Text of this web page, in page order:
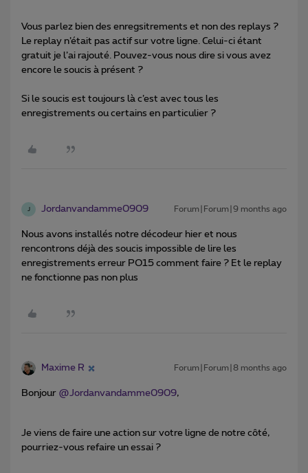
Vous parlez bien des enregsitrements et non des replays ?
Le replay n’était pas actif sur votre ligne. Celui-ci étant
gratuit je l’ai rajouté. Pouvez-vous nous dire si vous avez
encore le soucis à présent ?
Si le soucis est toujours là c’est avec tous les
enregistrements ou certains en particulier ?
Jordanvandamme0909 Forum|Forum|9 months ago
Nous avons installés notre décodeur hier et nous
rencontrons déjà des soucis impossible de lire les
enregistrements erreur PO15 comment faire ? Et le replay
ne fonctionne pas non plus
Maxime R Forum|Forum|8 months ago
Bonjour ​ @Jordanvandamme0909,
Je viens de faire une action sur votre ligne de notre côté,
pourriez-vous refaire un essai ?